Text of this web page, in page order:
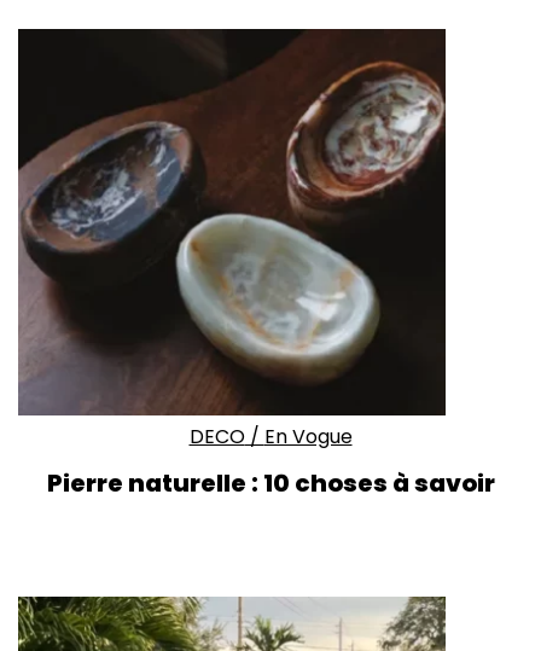
DECO/ En Vogue
Pierre naturelle : 10 choses à savoir